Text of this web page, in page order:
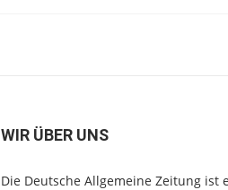
WIR ÜBER UNS
Die Deutsche Allgemeine Zeitung ist